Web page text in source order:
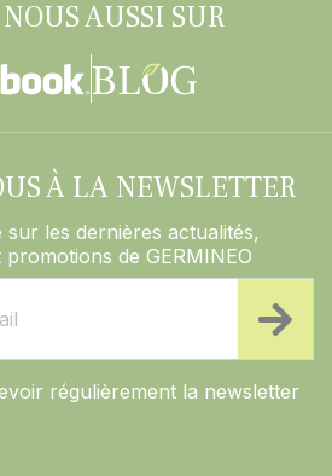
AUSSI SUR
À LA NEWSLETTER
sur les dernières actualités,
de GERMINEO
régulièrement la newsletter